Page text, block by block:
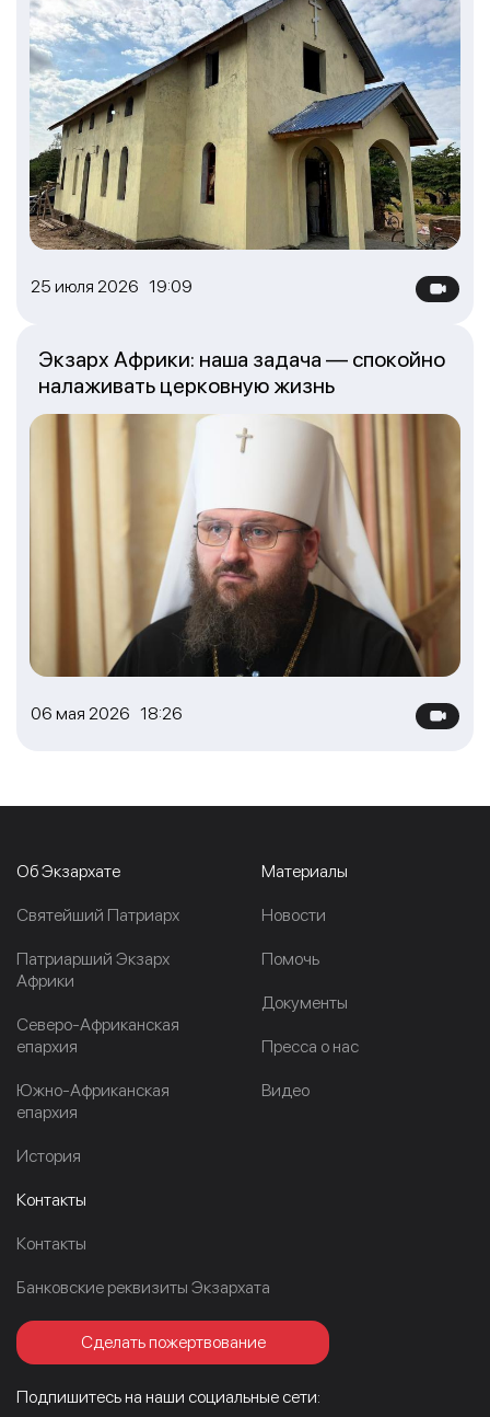
25 июля 2026 19:09
06 мая 2026 18:26
Экзарх Африки: наша задача — спокойно
налаживать церковную жизнь
Об Экзархате
Cвятейший Патриарх
Патриарший Экзарх
Африки
Северо-Африканская
епархия
Южно-Африканская
епархия
История
Материалы
Новости
Помочь
Документы
Пресса о нас
Видео
Контакты
Контакты
Банковские реквизиты Экзархата
Сделать пожертвование
Подпишитесь на наши социальные сети: